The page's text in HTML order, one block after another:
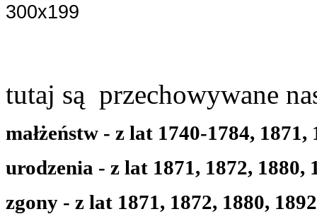
tutaj są przechowywane
małżeństw - z lat 1740-1784, 1871,
urodzenia - z lat 1871, 1872, 1880,
zgony - z lat 1871, 1872, 1880, 1892